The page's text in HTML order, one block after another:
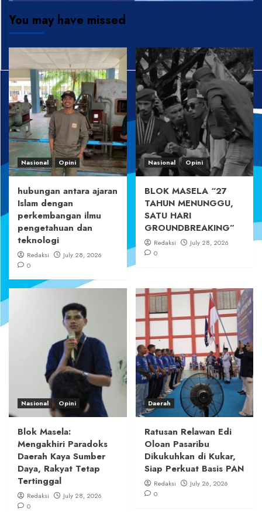
You may have missed
Nasional Opini
hubungan antara ajaran
Islam dengan
perkembangan ilmu
pengetahuan dan
teknologi
Redaksi
July 28, 2026
0
Nasional Opini
BLOK MASELA “27
TAHUN MENUNGGU,
SATU HARI
GROUNDBREAKING”
Redaksi
July 28, 2026
0
Nasional Opini
Blok Masela:
Mengakhiri Paradoks
Daerah Kaya Sumber
Daya, Rakyat Tetap
Tertinggal
Redaksi
July 28, 2026
0
Daerah
Ratusan Relawan Edi
Oloan Pasaribu
Dikukuhkan di Kukar,
Siap Perkuat Basis PAN
Redaksi
July 26, 2026
0